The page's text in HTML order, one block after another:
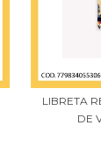
LIBRETA
DE